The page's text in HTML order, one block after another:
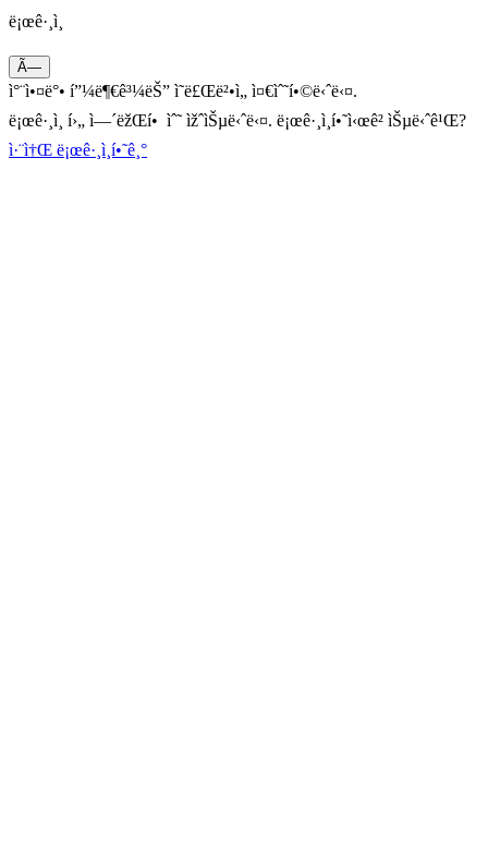
ë¡œê·¸ì¸
Ã—
ì°¨ì•¤ë°• í”¼ë¶€ê³¼ëŠ” ì˜ë£Œë²•ì„ ì¤€ìˆ˜í•©ë‹ˆë‹¤.
ë¡œê·¸ì¸ í›„ ì—´ëžŒí• ìˆ˜ ìžˆìŠµë‹ˆë‹¤. ë¡œê·¸ì¸í•˜ì‹œê² ìŠµë‹ˆê¹Œ?
ì·¨ì†Œ ë¡œê·¸ì¸í•˜ê¸°